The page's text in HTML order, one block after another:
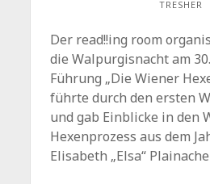
TRESHER
Der read!!ing room
die Walpurgisnacht am
Führung „Die Wiener
führte durch den ersten
und gab Einblicke in den
Hexenprozess aus dem
Elisabeth „Elsa“